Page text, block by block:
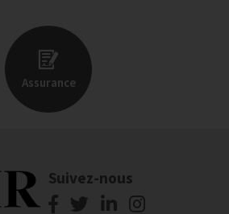
Assurance
Suivez-nous